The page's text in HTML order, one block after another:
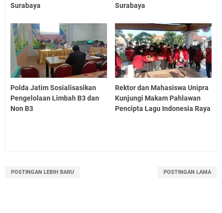
Surabaya Surabaya
Polda Jatim Sosialisasikan
Pengelolaan Limbah B3 dan
Non B3
Rektor dan Mahasiswa Unipra
Kunjungi Makam Pahlawan
Pencipta Lagu Indonesia Raya
POSTINGAN LEBIH BARU POSTINGAN LAMA